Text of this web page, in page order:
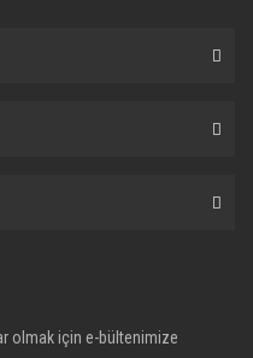
olmak için e-bültenimize